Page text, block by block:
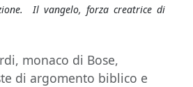
Il vangelo, forza creatrice di
monaco di Bose,
di argomento biblico e